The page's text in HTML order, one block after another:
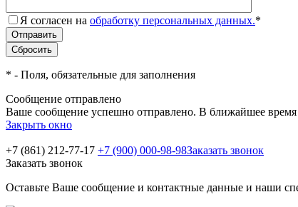
Я согласен на обработку персональных данных.*
* - Поля, обязательные для заполнения
Сообщение отправлено
Ваше сообщение успешно отправлено. В ближайшее
Закрыть окно
+7 (861) 212-77-17 +7 (900) 000-98-98Заказать звонок
Заказать звонок
Оставьте Ваше сообщение и контактные данные и наши